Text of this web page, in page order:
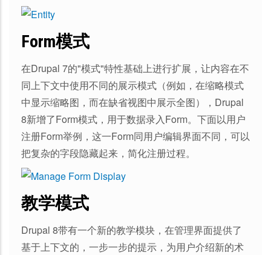
Form模式
在Drupal 7的"模式"特性基础上进行扩展，让内容在不
同上下文中使用不同的展示模式（例如，在缩略模式
中显示缩略图，而在缺省视图中展示全图），Drupal
8新增了Form模式，用于数据录入Form。下面以用户
注册Form举例，这一Form同用户编辑界面不同，可以
把复杂的字段隐藏起来，简化注册过程。
教学模式
Drupal 8带有一个新的教学模块，在管理界面提供了
基于上下文的，一步一步的提示，为用户介绍新的术